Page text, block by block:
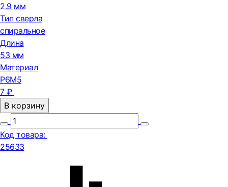
2.9 мм
Тип сверла
спиральное
Длина
53 мм
Материал
Р6М5
7 ₽
В корзину
Код товара:
25633